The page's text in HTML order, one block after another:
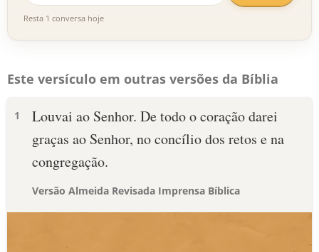
Resta 1 conversa hoje
Este versículo em outras versões da Bíblia
1
Louvai ao Senhor. De todo o coração darei
graças ao Senhor, no concílio dos retos e na
congregação.
Versão Almeida Revisada Imprensa Bíblica